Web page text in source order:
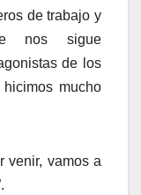
de trabajo y
nos sigue
de los
mucho
venir, vamos a